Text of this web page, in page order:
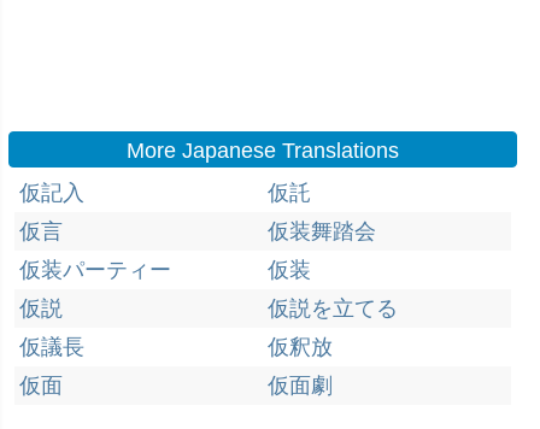
More Japanese Translations
仮記入
仮託
仮言
仮装舞踏会
仮装パーティー
仮装
仮説
仮説を立てる
仮議長
仮釈放
仮面
仮面劇